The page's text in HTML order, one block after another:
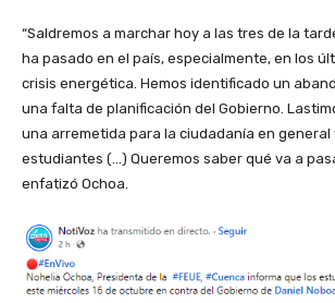
“Saldremos a marchar hoy a las tres de la
ha pasado en el país, especialmente, en los
crisis energética. Hemos identificado un
una falta de planificación del Gobierno.
una arremetida para la ciudadanía en general
estudiantes (…) Queremos saber qué va a
enfatizó Ochoa.